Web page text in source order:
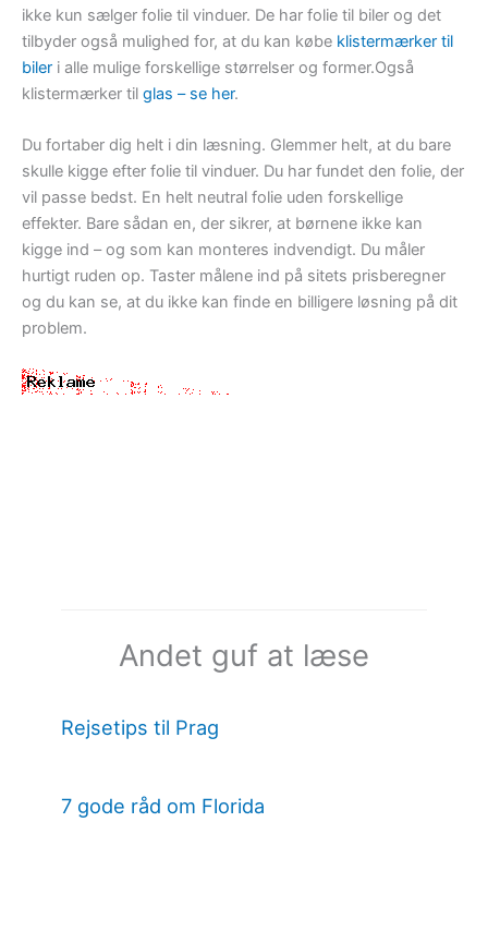
ikke kun sælger folie til vinduer. De har folie til biler og det
tilbyder også mulighed for, at du kan købe klistermærker til
biler i alle mulige forskellige størrelser og former.Også
klistermærker til glas – se her.
Du fortaber dig helt i din læsning. Glemmer helt, at du bare
skulle kigge efter folie til vinduer. Du har fundet den folie, der
vil passe bedst. En helt neutral folie uden forskellige
effekter. Bare sådan en, der sikrer, at børnene ikke kan
kigge ind – og som kan monteres indvendigt. Du måler
hurtigt ruden op. Taster målene ind på sitets prisberegner
og du kan se, at du ikke kan finde en billigere løsning på dit
problem.
Andet guf at læse
Rejsetips til Prag
7 gode råd om Florida